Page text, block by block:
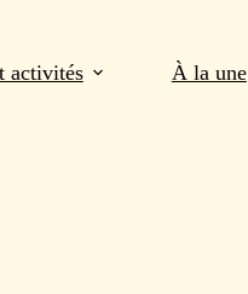
activités À la une